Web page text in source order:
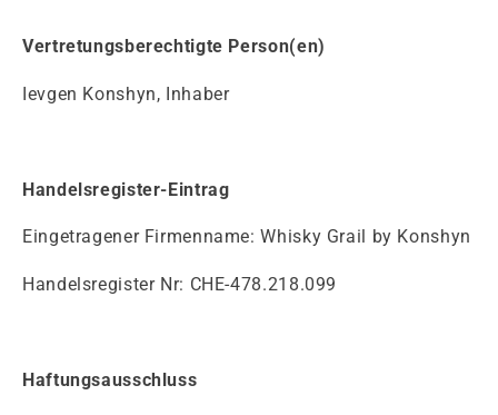
Vertretungsberechtigte Person(en)
Ievgen Konshyn, Inhaber
Handelsregister-Eintrag
Eingetragener Firmenname: Whisky Grail by Konshyn
Handelsregister Nr: CHE-478.218.099
Haftungsausschluss